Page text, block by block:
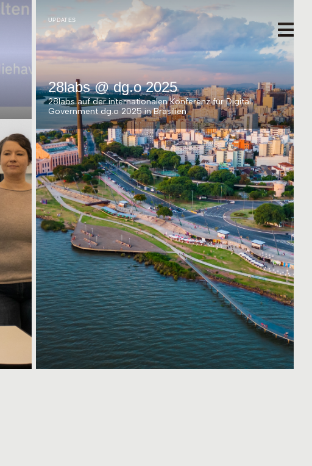
UPDATES
28labs @ dg.o 2025
28labs auf der internationalen Konferenz für Digital
Government dg.o 2025 in Brasilien